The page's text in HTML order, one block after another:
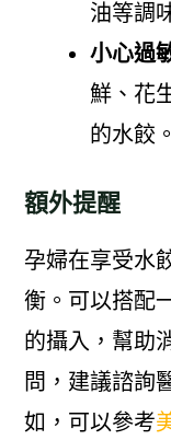
油等調
小心過
鮮、花
的水餃。
額外提醒
孕婦在享受水
衡。可以搭配
的攝入，幫助
問，建議諮詢
如，可以參考